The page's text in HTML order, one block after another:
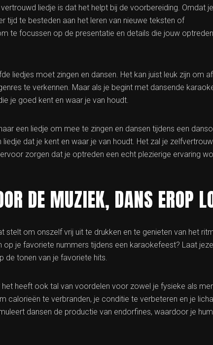
liedje is dat het helpt bij de voorbereiding. Omdat
tijd te besteden aan het leren van nieuwe teksten of
te focussen op de presentatie en details die jouw optreden
liedjes moet zingen en dansen. Het kan juist leuk zijn om
te verkennen. Maar als je begint met dansende
je goed kent en waar je van houdt.
een liedje om mee te zingen en dansen tijdens een
dat je kent en waar je van houdt. Het zal je
zorgen dat je optreden een echt plezierige ervaring
DE MUZIEK, DANS EROP
stelt om onszelf vrij uit te drukken en te genieten van het
op je favoriete nummers tijdens een karaokefeest? Laat
de tonen van je favoriete hits.
heeft ook tal van voordelen voor zowel je fysieke als
calorieën te verbranden, je conditie te verbeteren en je
dansen de productie van endorfines, waardoor je